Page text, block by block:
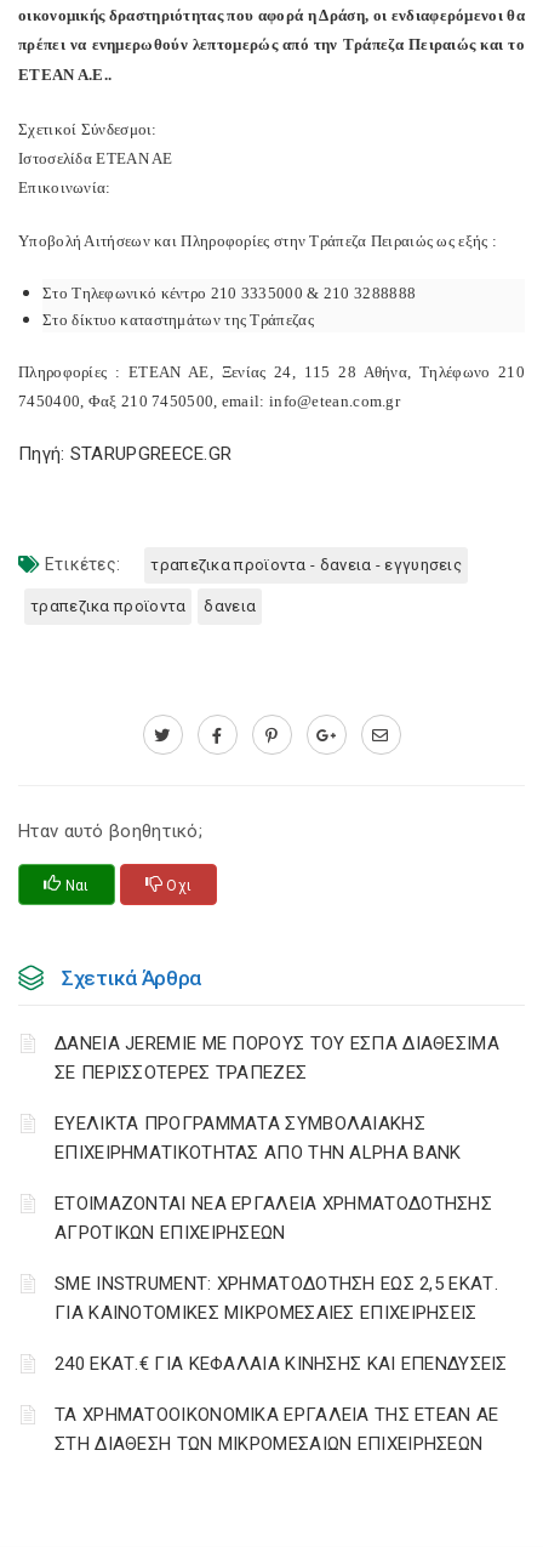
οικονομικής δραστηριότητας που αφορά η Δράση, οι ενδιαφερόμενοι θα
πρέπει να ενημερωθούν λεπτομερώς από την Τράπεζα Πειραιώς και το
ΕΤΕΑΝ Α.Ε..
Σχετικοί Σύνδεσμοι:
Ιστοσελίδα ΕΤΕΑΝ ΑΕ
Επικοινωνία:
Υποβολή Αιτήσεων και Πληροφορίες στην Τράπεζα Πειραιώς ως εξής :
Στο Τηλεφωνικό κέντρο 210 3335000 & 210 3288888
Στο δίκτυο καταστημάτων της Τράπεζας
Πληροφορίες : ΕΤΕΑΝ ΑΕ, Ξενίας 24, 115 28 Αθήνα, Τηλέφωνο 210
7450400, Φαξ 210 7450500, email: info@etean.com.gr
Πηγή: STARUPGREECE.GR
Ετικέτες: τραπεζικα προϊοντα - δανεια - εγγυησεις
τραπεζικα προϊοντα δανεια
Ηταν αυτό βοηθητικό;
Ναι Οχι
Σχετικά Άρθρα
ΔΑΝΕΙΑ JEREMIE ΜΕ ΠΟΡΟΥΣ ΤΟΥ ΕΣΠΑ ΔΙΑΘΕΣΙΜΑ
ΣΕ ΠΕΡΙΣΣΟΤΕΡΕΣ ΤΡΑΠΕΖΕΣ
ΕΥΕΛΙΚΤΑ ΠΡΟΓΡΑΜΜΑΤΑ ΣΥΜΒΟΛΑΙΑΚΗΣ
ΕΠΙΧΕΙΡΗΜΑΤΙΚΟΤΗΤΑΣ ΑΠΟ ΤΗΝ ALPHA BANK
ΕΤΟΙΜΑΖΟΝΤΑΙ ΝΕΑ ΕΡΓΑΛΕΙΑ ΧΡΗΜΑΤΟΔΟΤΗΣΗΣ
ΑΓΡΟΤΙΚΩΝ ΕΠΙΧΕΙΡΗΣΕΩΝ
SME INSTRUMENT: ΧΡΗΜΑΤΟΔΟΤΗΣΗ ΕΩΣ 2,5 ΕΚΑΤ.
ΓΙΑ ΚΑΙΝΟΤΟΜΙΚΕΣ ΜΙΚΡΟΜΕΣΑΙΕΣ ΕΠΙΧΕΙΡΗΣΕΙΣ
240 ΕΚΑΤ.€ ΓΙΑ ΚΕΦΑΛΑΙΑ ΚΙΝΗΣΗΣ ΚΑΙ ΕΠΕΝΔΥΣΕΙΣ
ΤΑ ΧΡΗΜΑΤΟΟΙΚΟΝΟΜΙΚΑ ΕΡΓΑΛΕΙΑ ΤΗΣ ΕΤΕΑΝ ΑΕ
ΣΤΗ ΔΙΑΘΕΣΗ ΤΩΝ ΜΙΚΡΟΜΕΣΑΙΩΝ ΕΠΙΧΕΙΡΗΣΕΩΝ